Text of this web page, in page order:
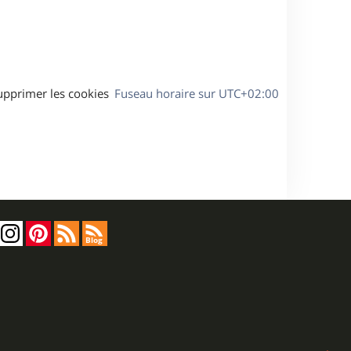
Fuseau horaire sur UTC+02:00
les cookies